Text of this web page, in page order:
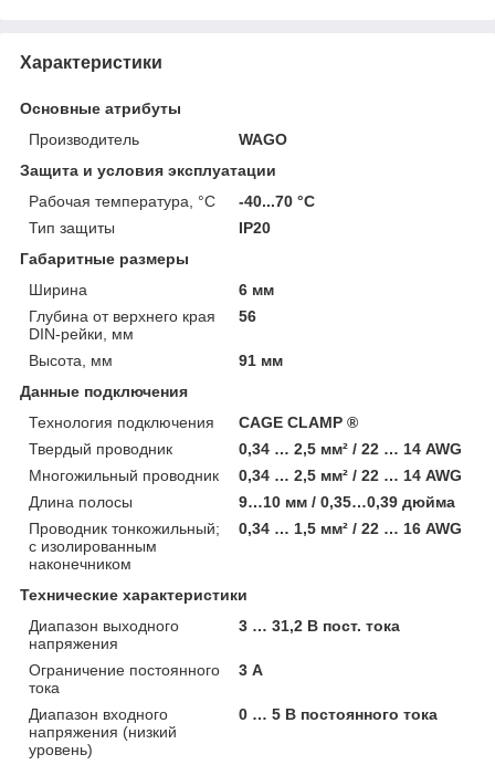
Характеристики
Основные атрибуты
Производитель
WAGO
Защита и условия эксплуатации
Рабочая температура, °C
-40...70 °С
Тип защиты
IP20
Габаритные размеры
Ширина
6 мм
Глубина от верхнего края
DIN-рейки, мм
56
Высота, мм
91 мм
Данные подключения
Технология подключения
CAGE CLAMP ®
Твердый проводник
0,34 … 2,5 мм² / 22 … 14 AWG
Многожильный проводник
0,34 … 2,5 мм² / 22 … 14 AWG
Длина полосы
9…10 мм / 0,35…0,39 дюйма
Проводник тонкожильный;
с изолированным
наконечником
0,34 … 1,5 мм² / 22 … 16 AWG
Технические характеристики
Диапазон выходного
напряжения
3 … 31,2 В пост. тока
Ограничение постоянного
тока
3 А
Диапазон входного
напряжения (низкий
уровень)
0 … 5 В постоянного тока